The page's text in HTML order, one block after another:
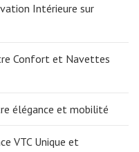
Intérieure sur
Confort et Navettes
élégance et mobilité
VTC Unique et